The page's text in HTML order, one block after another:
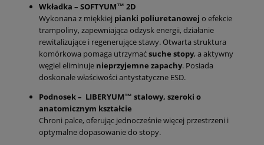
Wkładka – SOFTYUM™ 2D
Wykonana z miękkiej pianki poliuretanowej o efekcie
trampoliny, zapewniająca odzysk energii, działanie
rewitalizujące i regenerujące stawy. Otwarta struktura
komórkowa pomaga utrzymaćsuche stopy, a aktywny
węgiel eliminuje nieprzyjemne zapachy. Posiada
doskonałe właściwości antystatyczne ESD.
Podnosek – LIBERYUM™ stalowy, szeroki o
anatomicznym kształcie
Chroni palce, oferując jednocześnie więcej przestrzeni i
optymalne dopasowanie do stopy.